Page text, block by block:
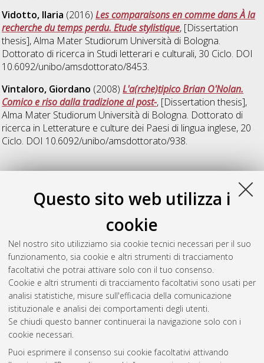
Questo sito web utilizza i
cookie
Nel nostro sito utilizziamo sia cookie tecnici necessari per il suo
funzionamento, sia cookie e altri strumenti di tracciamento
facoltativi che potrai attivare solo con il tuo consenso.
Cookie e altri strumenti di tracciamento facoltativi sono usati per
analisi statistiche, misure sull'efficacia della comunicazione
istituzionale e analisi dei comportamenti degli utenti.
Se chiudi questo banner continuerai la navigazione solo con i
cookie necessari.
Puoi esprimere il consenso sui cookie facoltativi attivando
Vidotto, Ilaria (2016)Les comparaisons en comme dans À la
recherche du temps perdu. Etude stylistique, [Dissertation
thesis], Alma Mater Studiorum Università di Bologna.
Dottorato di ricerca in Studi letterari e culturali, 30 Ciclo. DOI
10.6092/unibo/amsdottorato/8453.
Vintaloro, Giordano (2008)L'a(rche)tipico Brian O'Nolan.
Comico e riso dalla tradizione al post-, [Dissertation thesis],
Alma Mater Studiorum Università di Bologna. Dottorato di
ricerca in Letterature e culture dei Paesi di lingua inglese, 20
Ciclo. DOI 10.6092/unibo/amsdottorato/938.
Z
Zampieri, Lucia Viola (2017)
Antonio Lobo Antunes, memorie
, [Dissertation thesis], Alma Mater Studiorum
Università di Bologna. Dottorato di ricerca in
moderne, comparate e postcoloniali, 27 Ciclo. DOI
10.6092/unibo/amsdottorato/7973.
Questa lista e' stata generata ilSat Aug 8 20:49:34 2026
Atom
Rss 1.0